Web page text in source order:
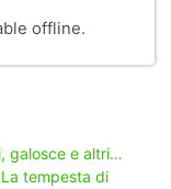
offline.
galosce e altri…
La tempesta di